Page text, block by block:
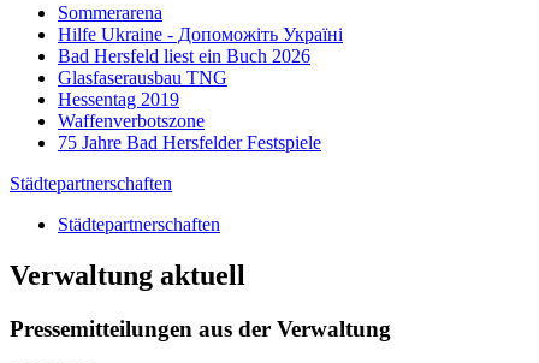
Sommerarena
Hilfe Ukraine - Допоможіть Україні
Bad Hersfeld liest ein Buch 2026
Glasfaserausbau TNG
Hessentag 2019
Waffenverbotszone
75 Jahre Bad Hersfelder Festspiele
Städtepartnerschaften
Städtepartnerschaften
Verwaltung aktuell
Pressemitteilungen aus der Verwaltung